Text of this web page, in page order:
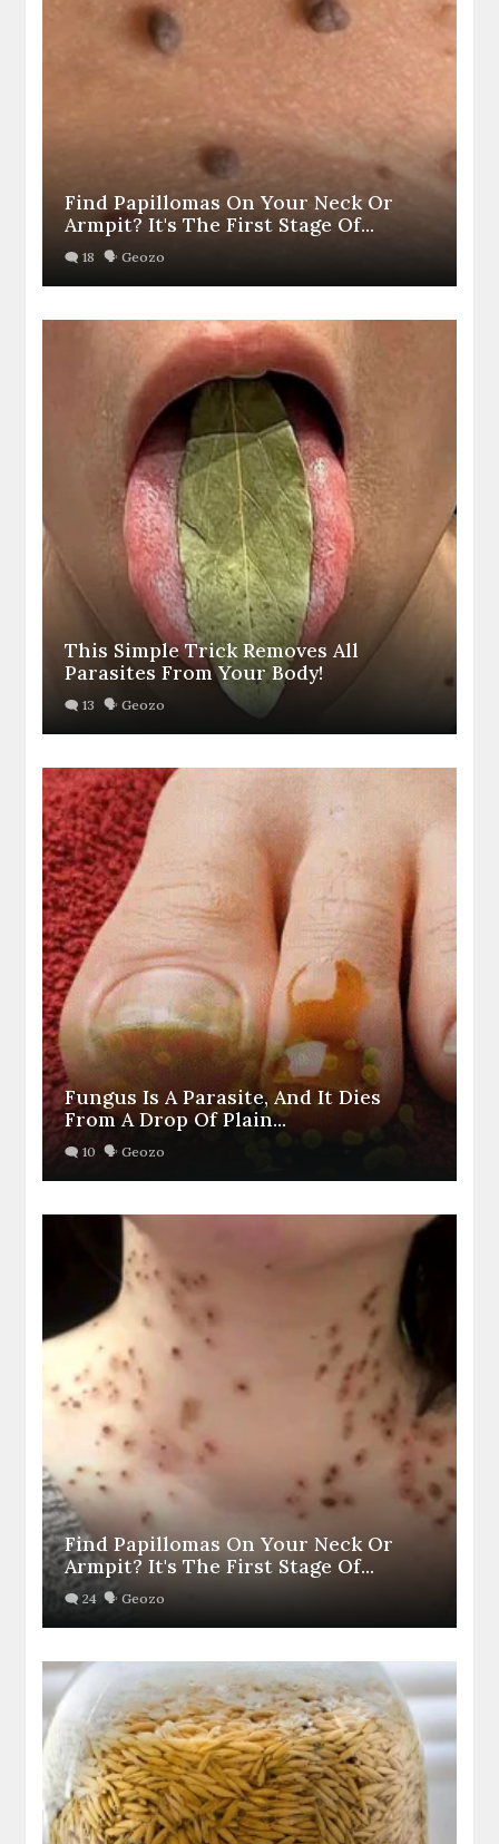
Find Papillomas On Your Neck Or
Armpit? It's The First Stage Of...
This Simple Trick Removes All
Parasites From Your Body!
Fungus Is A Parasite, And It Dies
From A Drop Of Plain...
Find Papillomas On Your Neck Or
Armpit? It's The First Stage Of...